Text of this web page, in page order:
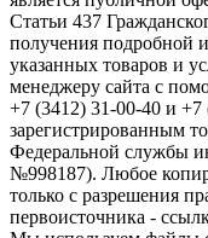
Статьи 437
получения подробной
указанных товаров и
менеджеру сайта с
+7 (3412) 31-00-40 и +7
зарегистрированным
Федеральной службы
№998187). Любое
только с разрешения
первоисточника -